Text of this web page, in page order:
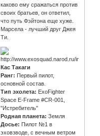
каково ему сражаться против
своих братьев, он ответил,
что путь Фэйтона еще хуже.
Марсела - лучший друг Джея
Ти.
Кас Такаги
Ранг: Первый пилот,
основной состав.
Тип эхолета: ExoFighter
Space E-Frame #CR-001,
"Истребитель"
Родная планета: Земля
Досье: Пилот №1 в
эховзводе, с вечным ветром